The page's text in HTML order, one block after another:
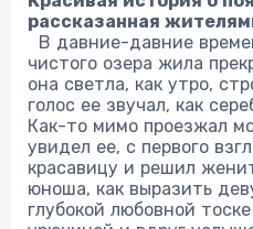
рассказанная
В давние-давние
чистого озера жила
она светла, как утро,
голос ее звучал, как
Как-то мимо проезжал
увидел ее, с первого
красавицу и решил
юноша, как выразить
глубокой любовной